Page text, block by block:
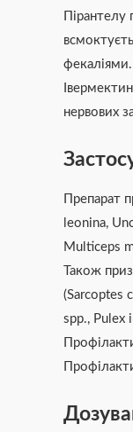
фекаліями.
нервових
Препарат
leonina,
Мulticeps
Також
(Sarcoptes
spp., Pulex